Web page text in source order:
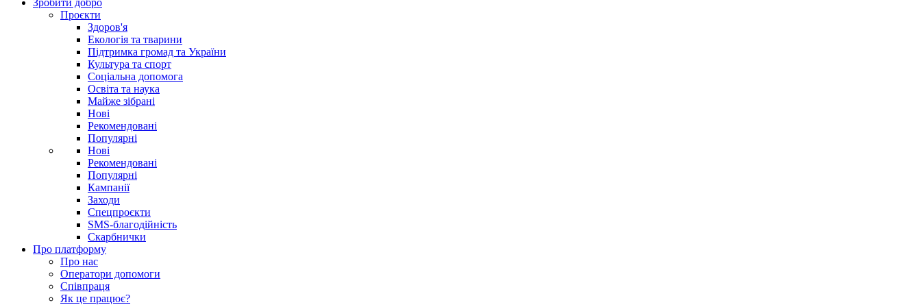
Зробити добро
Проєкти
Здоров'я
Екологія та тварини
Підтримка громад та України
Культура та спорт
Соціальна допомога
Освіта та наука
Майже зібрані
Нові
Рекомендовані
Популярні
Нові
Рекомендовані
Популярні
Кампанії
Заходи
Спецпроєкти
SMS-благодійність
Скарбнички
Про платформу
Про нас
Оператори допомоги
Співпраця
Як це працює?